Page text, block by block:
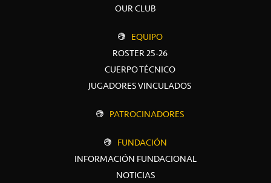
OUR CLUB
EQUIPO
ROSTER 25-26
CUERPO TÉCNICO
JUGADORES VINCULADOS
PATROCINADORES
FUNDACIÓN
INFORMACIÓN FUNDACIONAL
NOTICIAS